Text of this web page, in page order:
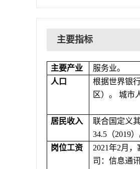
主要指标
主要产业
服务业。
人口
根据世界银
区）。
城市
居民收入 联合国定义
34.5 （2019）
岗位工资
2021年2月
司：信息通